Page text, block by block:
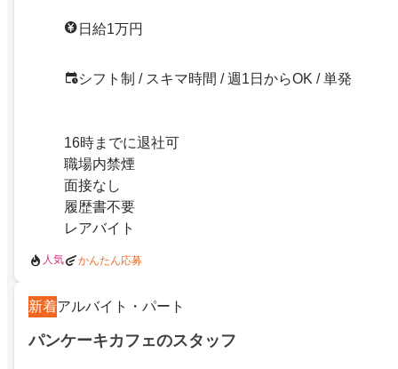
日給1万円
シフト制 / スキマ時間 / 週1日からOK / 単発
16時までに退社可
職場内禁煙
面接なし
履歴書不要
レアバイト
人気 かんたん応募
新着アルバイト・パート
パンケーキカフェのスタッフ